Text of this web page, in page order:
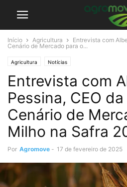
Início Agricultura
Entrevista com
Cenário de Mercado para o...
Agricultura Notícias
Entrevista com
Pessina, CEO
Cenário de
Milho na Safra
Por Agromove - 17 de fevereiro de 2025